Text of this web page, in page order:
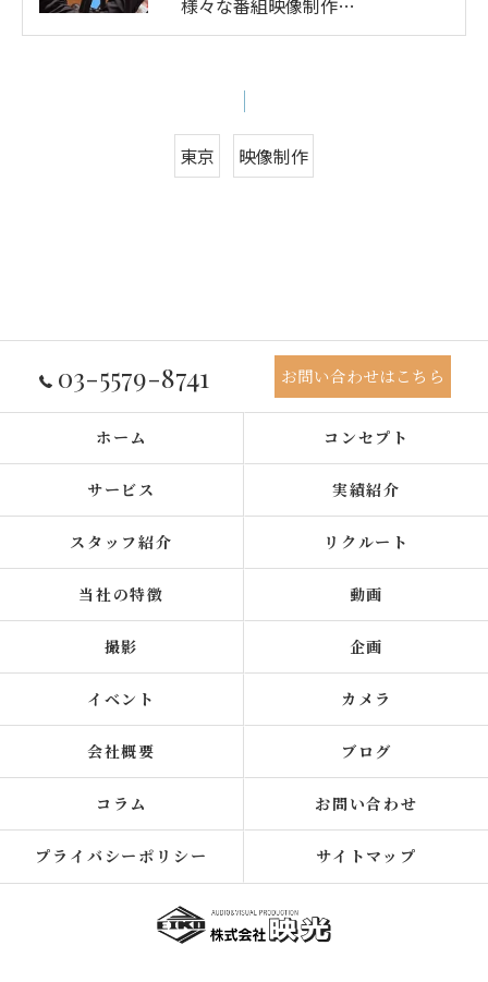
様々な番組映像制作…
東京 映像制作
03-5579-8741 お問い合わせはこちら
ホーム コンセプト
サービス 実績紹介
スタッフ紹介 リクルート
当社の特徴 動画
撮影 企画
イベント カメラ
会社概要 ブログ
コラム お問い合わせ
プライバシーポリシー サイトマップ